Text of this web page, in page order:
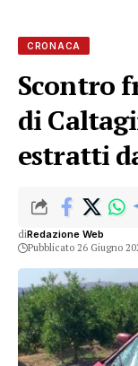
CRONACA
Scontro
di
estratti
diRedazione Web
Pubblicato 26 Giugno